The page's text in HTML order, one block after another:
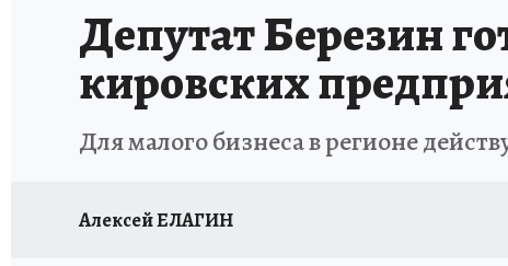
Депутат Березин
кировских
Для малого бизнеса в регионе
Алексей ЕЛАГИН